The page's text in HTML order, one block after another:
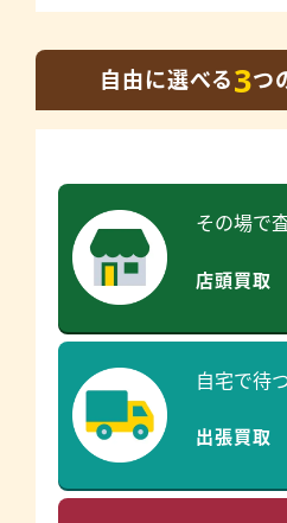
自由に選べる3つ
その場で
店頭買取
自宅で待
出張買取